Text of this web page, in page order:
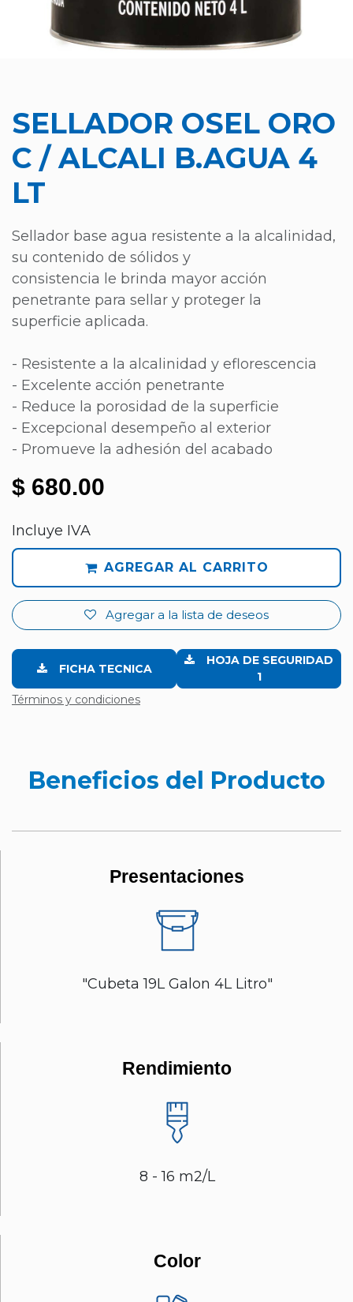
SELLADOR OSEL ORO
C / ALCALI B.AGUA 4
LT
Sellador base agua resistente a la alcalinidad,
su contenido de sólidos y
consistencia le brinda mayor acción
penetrante para sellar y proteger la
superficie aplicada.
- Resistente a la alcalinidad y eflorescencia
- Excelente acción penetrante
- Reduce la porosidad de la superficie
- Excepcional desempeño al exterior
- Promueve la adhesión del acabado
$ 680.00
Incluye IVA
AGREGAR AL CARRITO
Agregar a la lista de deseos
FICHA TECNICA
1
Términos y condiciones
Beneficios del Producto
Presentaciones
"Cubeta 19L Galon 4L Litro"
Rendimiento
8 - 16 m2/L
Color